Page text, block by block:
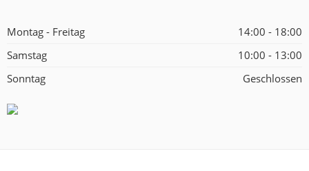
Montag - Freitag
14:00 - 18:00
Samstag
10:00 - 13:00
Sonntag
Geschlossen